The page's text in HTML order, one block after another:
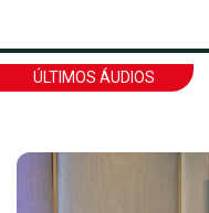
ÚLTIMOS ÁUDIOS